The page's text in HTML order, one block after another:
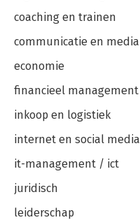
coaching en trainen
communicatie en media
economie
financieel management
inkoop en logistiek
internet en social media
it-management / ict
juridisch
leiderschap